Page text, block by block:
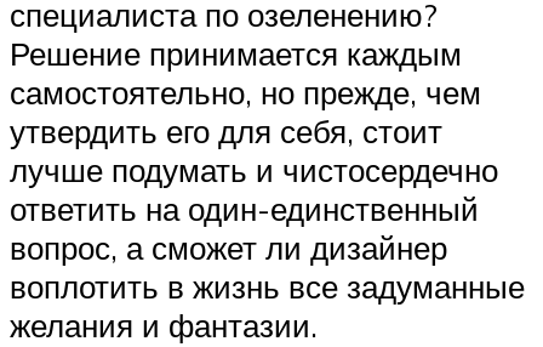
специалиста по озеленению?
Решение принимается каждым
самостоятельно, но прежде, чем
утвердить его для себя, стоит
лучше подумать и чистосердечно
ответить на один-единственный
вопрос, а сможет ли дизайнер
воплотить в жизнь все задуманные
желания и фантазии.